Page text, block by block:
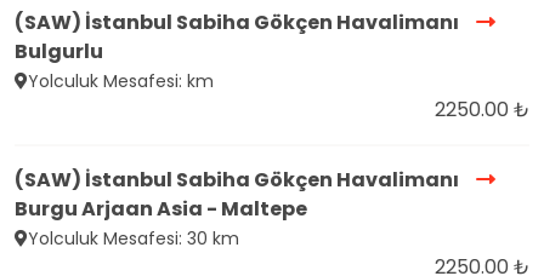
(SAW) İstanbul Sabiha Gökçen Havalimanı
Bulgurlu
Yolculuk Mesafesi: km
2250.00 ₺
(SAW) İstanbul Sabiha Gökçen Havalimanı
Burgu Arjaan Asia - Maltepe
Yolculuk Mesafesi: 30 km
2250.00 ₺